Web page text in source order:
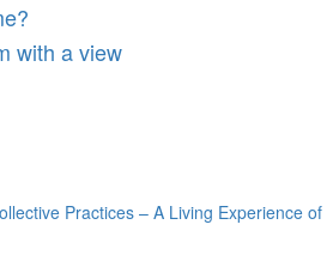
with a view
Practices – A Living Experience of